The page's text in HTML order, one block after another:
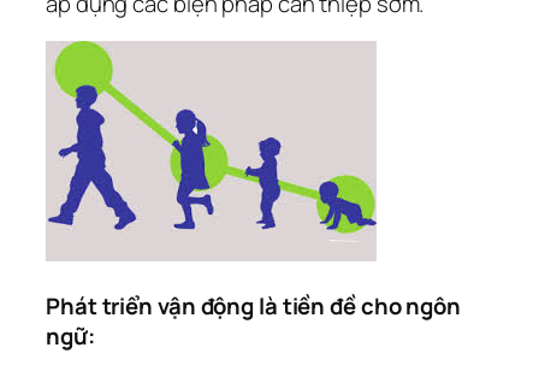
Phát triển vận động là tiền đề cho ngôn
ngữ: